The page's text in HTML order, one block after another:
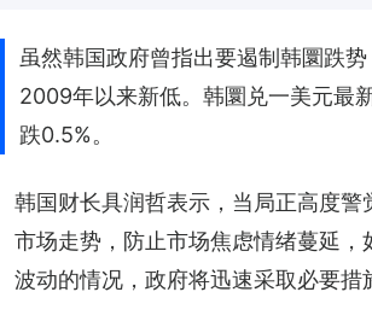
虽然韩国政府曾指出要遏制韩圜跌
2009年以来新低。韩圜兑一美元最
跌0.5%。
韩国财长具润哲表示，当局正高度警
市场走势，防止市场焦虑情绪蔓延，
波动的情况，政府将迅速采取必要措